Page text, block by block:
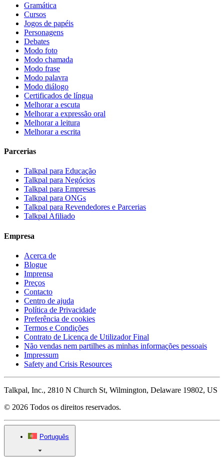
Gramática
Cursos
Jogos de papéis
Personagens
Debates
Modo foto
Modo chamada
Modo frase
Modo palavra
Modo diálogo
Certificados de língua
Melhorar a escuta
Melhorar a expressão oral
Melhorar a leitura
Melhorar a escrita
Parcerias
Talkpal para Educação
Talkpal para Negócios
Talkpal para Empresas
Talkpal para ONGs
Talkpal para Revendedores e Parcerias
Talkpal Afiliado
Empresa
Acerca de
Blogue
Imprensa
Preços
Contacto
Centro de ajuda
Política de Privacidade
Preferência de cookies
Termos e Condições
Contrato de Licença de Utilizador Final
Não vendas nem partilhes as minhas informações pessoais
Impressum
Safety and Crisis Resources
Talkpal, Inc., 2810 N Church St, Wilmington, Delaware 19802, US
© 2026 Todos os direitos reservados.
Português